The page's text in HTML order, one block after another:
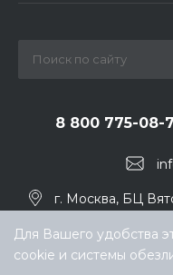
8 800 775-08-
г. Москва, БЦ
Для Вашего удобства
cookie и системы